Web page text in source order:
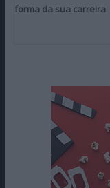
forma da sua carreira